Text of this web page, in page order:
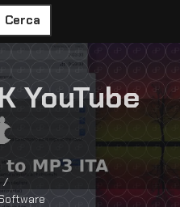
Cerca
YouTube